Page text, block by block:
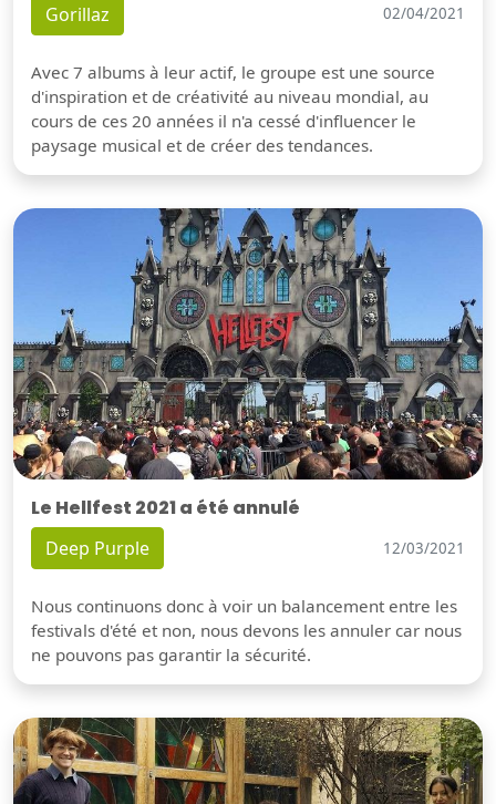
Gorillaz 02/04/2021
Avec 7 albums à leur actif, le groupe est une source
d'inspiration et de créativité au niveau mondial, au
cours de ces 20 années il n'a cessé d'influencer le
paysage musical et de créer des tendances.
Le Hellfest 2021 a été annulé
Deep Purple 12/03/2021
Nous continuons donc à voir un balancement entre les
festivals d'été et non, nous devons les annuler car nous
ne pouvons pas garantir la sécurité.